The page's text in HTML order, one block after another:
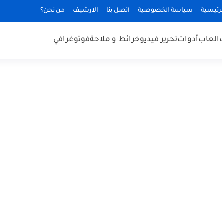
سياسة الخصوصية اتصل بنا الارشيف من نحن؟
العابأدواتتحرير فيديوخرائط و ملاحةفوتوغرافي